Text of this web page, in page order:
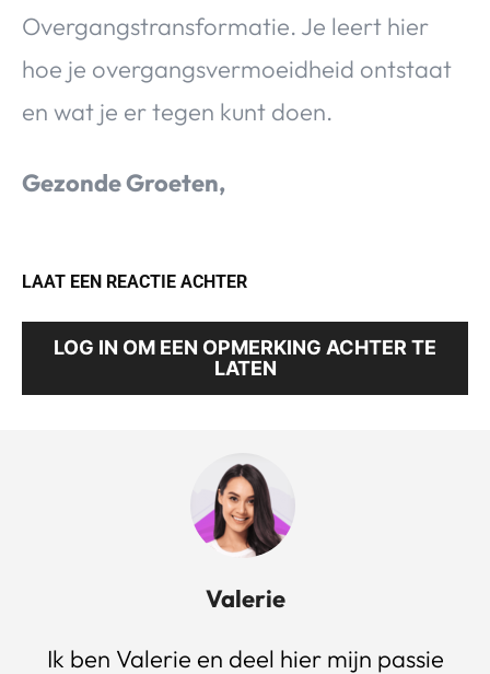
Overgangstransformatie. Je leert hier
hoe je overgangsvermoeidheid ontstaat
en wat je er tegen kunt doen.
Gezonde Groeten,
LAAT EEN REACTIE ACHTER
LOG IN OM EEN OPMERKING ACHTER TE
LATEN
Valerie
Ik ben Valerie en deel hier mijn passie